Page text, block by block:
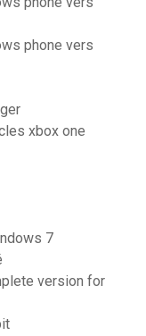
phone vers
xbox one
7
version for